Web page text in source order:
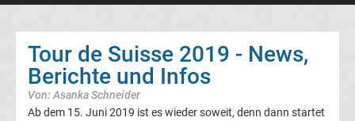
Hallenrennen
Radsport
Tour de Suisse 2019 - News,
Berichte und Infos
Von: Asanka Schneider
Ab dem 15. Juni 2019 ist es wieder soweit, denn dann startet